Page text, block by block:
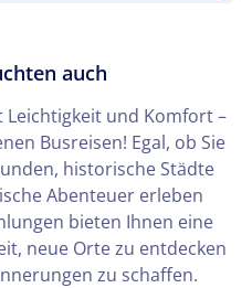
auch
Leichtigkeit und Komfort –
Busreisen! Egal, ob Sie
historische Städte
Abenteuer erleben
bieten Ihnen eine
neue Orte zu entdecken
zu schaffen.